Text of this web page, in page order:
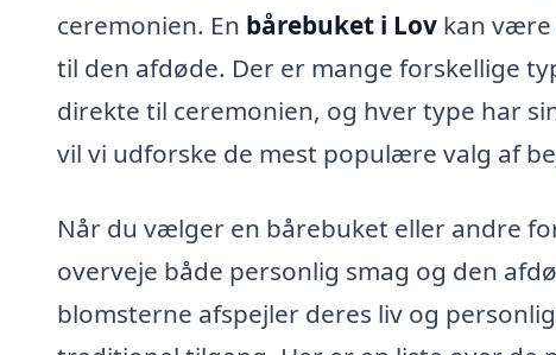
ceremonien. En bårebuket i Lov kan være
til den afdøde. Der er mange forskellige
direkte til ceremonien, og hver type har
vil vi udforske de mest populære valg af
Når du vælger en bårebuket eller andre
overveje både personlig smag og den
blomsterne afspejler deres liv og